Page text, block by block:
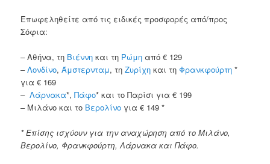
Επωφεληθείτε από τις ειδικές προσφορές από/προς
Σόφια:
– Αθήνα, τη Βιέννηκαι τη Ρώμη από € 129
–Λονδίνο,Άμστερνταμ, τηΖυρίχηκαι τη Φρανκφούρτη*
για € 169
–Λάρνακα*,Πάφο* και το Παρίσι για € 199
– Μιλάνο και το Βερολίνο για € 149 *
* Επίσης ισχύουν για την αναχώρηση από το Μιλάνο,
Βερολίνο, Φρανκφούρτη, Λάρνακα και Πάφο.